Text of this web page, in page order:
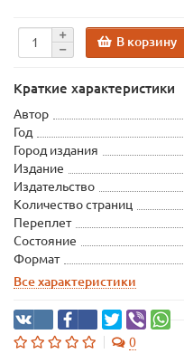
В корзину
Краткие характеристики
Автор
Год
Город издания
Издание
Издательство
Количество страниц
Переплет
Состояние
Формат
Все характеристики
0